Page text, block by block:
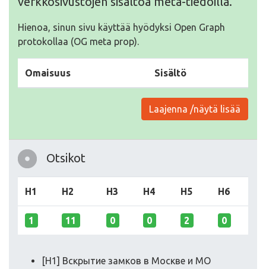
Hienoa, sinun sivu käyttää hyödyksi Open Graph
protokollaa (OG meta prop).
Omaisuus Sisältö
Laajenna /näytä lisää
Otsikot
H1 H2 H3 H4 H5 H6
1 11 0 0 2 0
[H1] Вскрытие замков в Москве и МО